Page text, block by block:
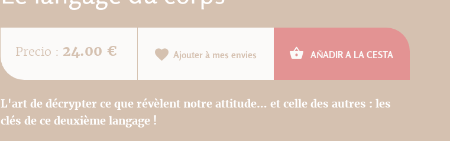
Precio : 24.00 € Ajouter à mes envies AÑADIR A LA CESTA
L'art de décrypter ce que révèlent notre attitude… et celle des autres : les
clés de ce deuxième langage !